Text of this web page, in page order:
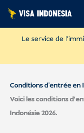
Skip
content
Le service de
Conditions d'entrée en
Voici les conditions
Indonésie 2026.